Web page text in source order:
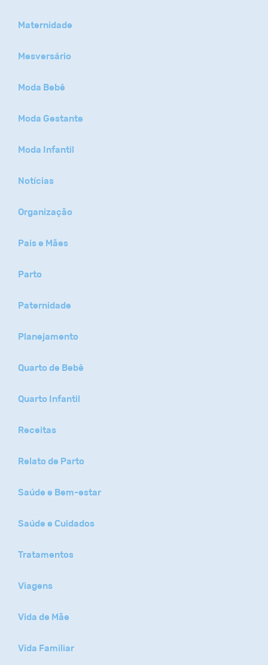
Maternidade
Mesversário
Moda Bebê
Moda Gestante
Moda Infantil
Notícias
Organização
Pais e Mães
Parto
Paternidade
Planejamento
Quarto de Bebê
Quarto Infantil
Receitas
Relato de Parto
Saúde e Bem-estar
Saúde e Cuidados
Tratamentos
Viagens
Vida de Mãe
Vida Familiar